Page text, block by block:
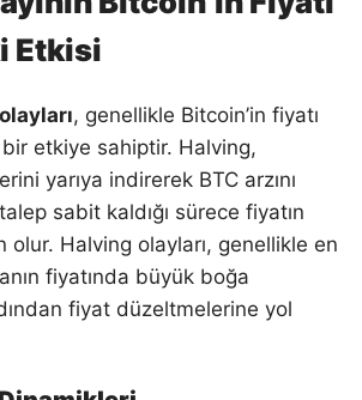
Etkisi
, genellikle Bitcoin’in fiyatı
etkiye sahiptir. Halving,
yarıya indirerek BTC arzını
sabit kaldığı sürece fiyatın
olur. Halving olayları, genellikle en
fiyatında büyük boğa
fiyat düzeltmelerine yol